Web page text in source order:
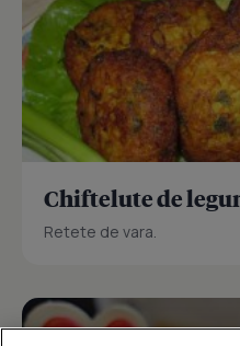
Chiftelute de
Retete de vara.